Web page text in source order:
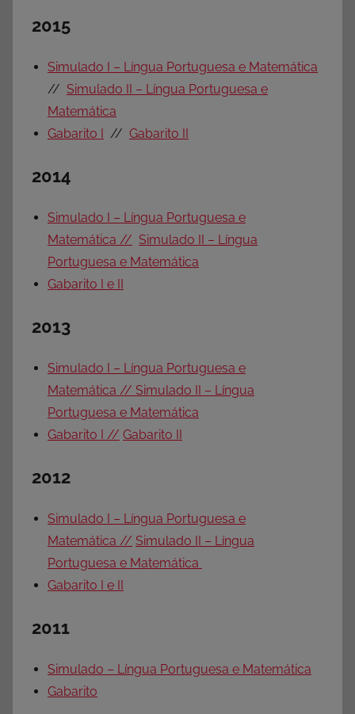
2015
Simulado I – Língua Portuguesa e Matemática
// Simulado II – Língua Portuguesa e
Matemática
Gabarito I // Gabarito II
2014
Simulado I – Língua Portuguesa e
Matemática // Simulado II – Língua
Portuguesa e Matemática
Gabarito I e II
2013
Simulado I – Língua Portuguesa e
Matemática // Simulado II – Língua
Portuguesa e Matemática
Gabarito I // Gabarito II
2012
Simulado I – Língua Portuguesa e
Matemática // Simulado II – Língua
Portuguesa e Matemática
Gabarito I e II
2011
Simulado – Língua Portuguesa e Matemática
Gabarito